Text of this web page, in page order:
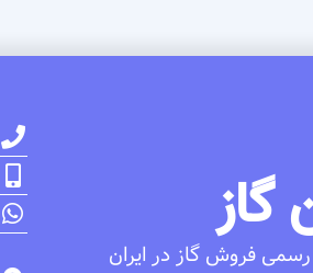
گاز
فروش گاز در ایران